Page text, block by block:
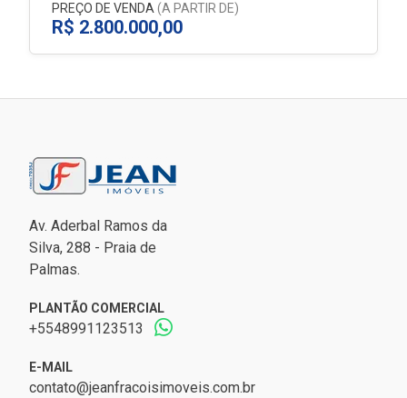
PREÇO DE VENDA(A PARTIR DE)
R$ 2.800.000,00
Av. Aderbal Ramos da
Silva, 288 - Praia de
Palmas.
PLANTÃO COMERCIAL
+5548991123513
E-MAIL
contato@jeanfracoisimoveis.com.br